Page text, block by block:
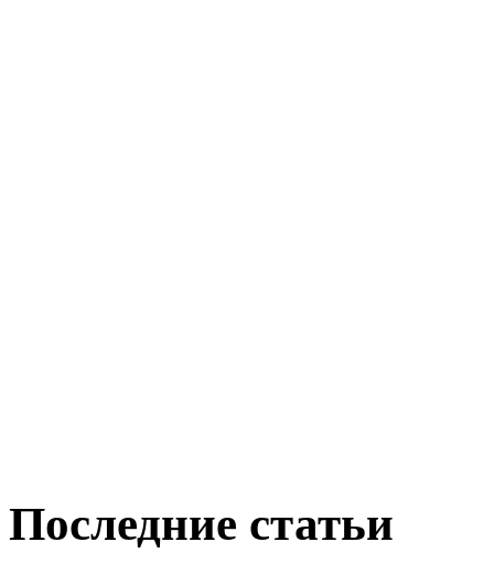
Последние статьи